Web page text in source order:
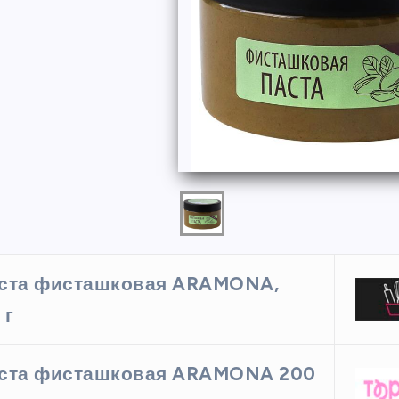
6 см
выпечки 9 ячеек, рифленые
кексики
фисташковая ARAMONA,
фисташковая ARAMONA 200